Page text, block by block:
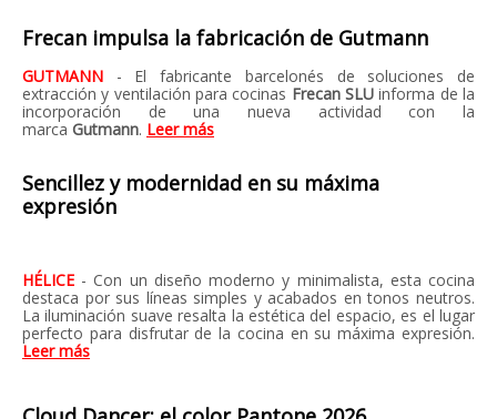
Frecan impulsa la fabricación de Gutmann
GUTMANN - El fabricante barcelonés de soluciones de
extracción y ventilación para cocinas Frecan SLU informa de la
incorporación de una nueva actividad con la
marca Gutmann. Leer más
Sencillez y modernidad en su máxima
expresión
HÉLICE - Con un diseño moderno y minimalista, esta cocina
destaca por sus líneas simples y acabados en tonos neutros.
La iluminación suave resalta la estética del espacio, es el lugar
perfecto para disfrutar de la cocina en su máxima expresión.
Leer más